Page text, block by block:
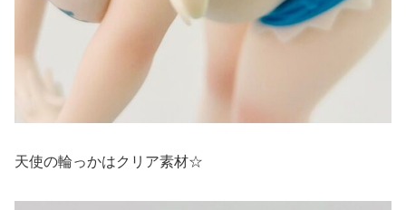
天使の輪っかはクリア素材☆